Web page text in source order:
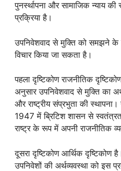
पुनर्स्थापना और सामाजिक न्याय
प्रक्रिया है।
उपनिवेशवाद से मुक्ति को समझने के
विचार किया जा सकता है।
पहला दृष्टिकोण राजनीतिक
अनुसार उपनिवेशवाद से मुक्ति का
और राष्ट्रीय संप्रभुता की
1947 में ब्रिटिश शासन से
राष्ट्र के रूप में अपनी राजनीतिक
दूसरा दृष्टिकोण आर्थिक दृष्टिकोण
उपनिवेशों की अर्थव्यवस्था को इस